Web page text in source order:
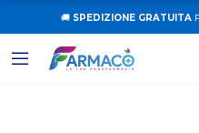
🚚 SPEDIZIONE GRATUITA